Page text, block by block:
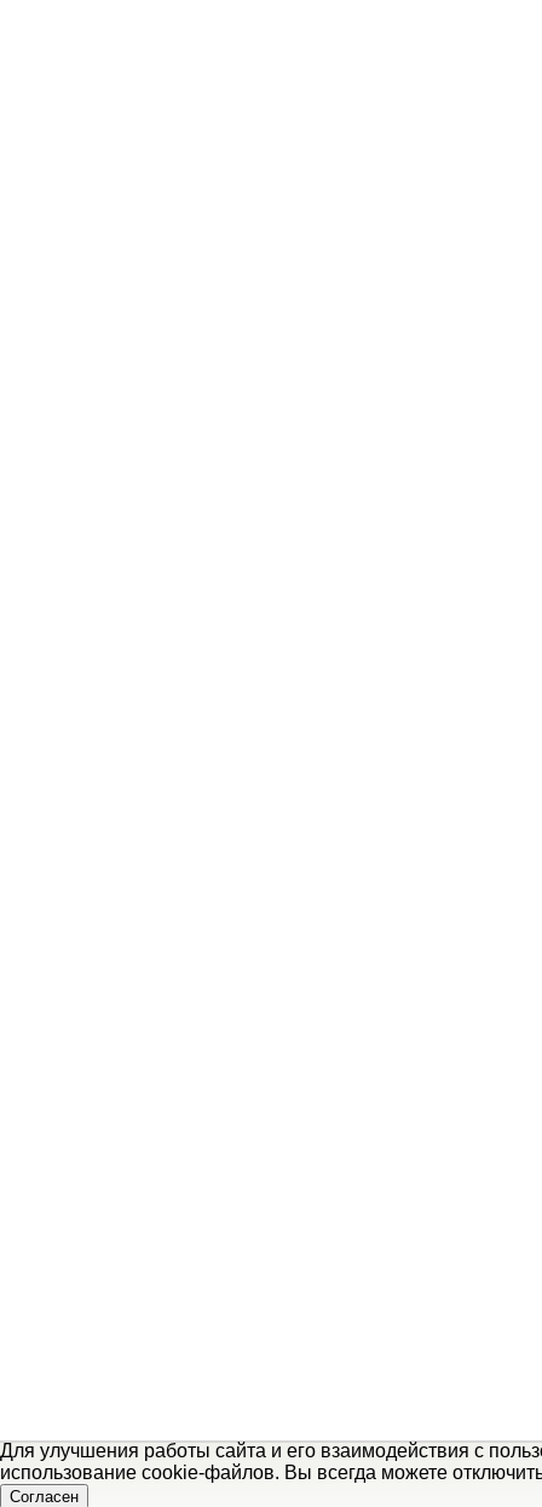
Для улучшения работы сайта и его взаимодействия с
использование cookie-файлов. Вы всегда можете
Согласен